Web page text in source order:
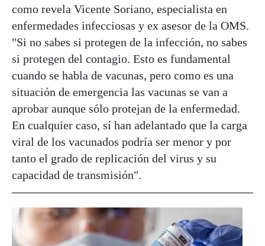
como revela Vicente Soriano, especialista en
enfermedades infecciosas y ex asesor de la OMS.
"Si no sabes si protegen de la infección, no sabes
si protegen del contagio. Esto es fundamental
cuando se habla de vacunas, pero como es una
situación de emergencia las vacunas se van a
aprobar aunque sólo protejan de la enfermedad.
En cualquier caso, sí han adelantado que la carga
viral de los vacunados podría ser menor y por
tanto el grado de replicación del virus y su
capacidad de transmisión".